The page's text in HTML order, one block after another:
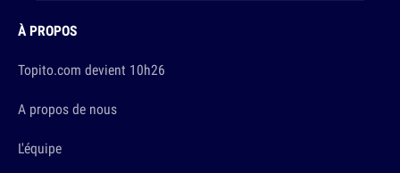
À PROPOS
Topito.com devient 10h26
A propos de nous
L'équipe